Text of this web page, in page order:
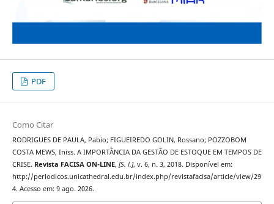
PDF
Como Citar
RODRIGUES DE PAULA, Pabio; FIGUEIREDO GOLIN, Rossano; POZZOBOM
COSTA MEWS, Iniss. A IMPORTÂNCIA DA GESTÃO DE ESTOQUE EM TEMPOS DE
CRISE. Revista FACISA ON-LINE, [S. l.], v. 6, n. 3, 2018. Disponível em:
http://periodicos.unicathedral.edu.br/index.php/revistafacisa/article/view/29
4. Acesso em: 9 ago. 2026.